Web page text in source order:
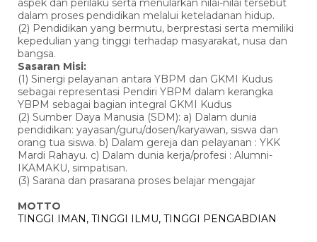
aspek dan perilaku serta menularkan nilai-nilai tersebut
dalam proses pendidikan melalui keteladanan hidup.
(2) Pendidikan yang bermutu, berprestasi serta memiliki
kepedulian yang tinggi terhadap masyarakat, nusa dan
bangsa.
Sasaran Misi:
(1) Sinergi pelayanan antara YBPM dan GKMI Kudus
sebagai representasi Pendiri YBPM dalam kerangka
YBPM sebagai bagian integral GKMI Kudus
(2) Sumber Daya Manusia (SDM): a) Dalam dunia
pendidikan: yayasan/guru/dosen/karyawan, siswa dan
orang tua siswa. b) Dalam gereja dan pelayanan : YKK
Mardi Rahayu. c) Dalam dunia kerja/profesi : Alumni-
IKAMAKU, simpatisan.
(3) Sarana dan prasarana proses belajar mengajar
MOTTO
TINGGI IMAN, TINGGI ILMU, TINGGI PENGABDIAN